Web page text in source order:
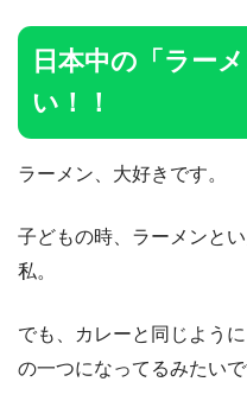
日本中の「ラー
い！！
ラーメン、大好きです。
子どもの時、ラーメンと
私。
でも、カレーと同じよう
の一つになってるみたいで